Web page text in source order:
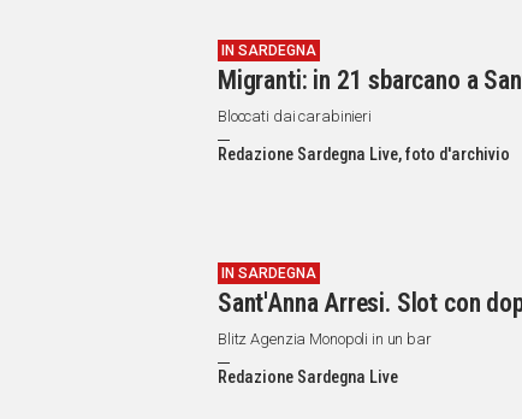
IN SARDEGNA
Migranti: in 21 sbarcano a
Bloccati dai carabinieri
Redazione Sardegna Live, foto d'archivio
IN SARDEGNA
Sant'Anna Arresi. Slot con
Blitz Agenzia Monopoli in un bar
Redazione Sardegna Live